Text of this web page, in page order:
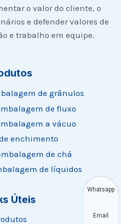
o valor do cliente, o
e defender valores de
e trabalho em equipe.
de grânulos
de fluxo
a vácuo
enchimento
de chá
de líquidos
Úteis
Whatsapp
Email